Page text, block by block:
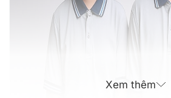
Xem thêm